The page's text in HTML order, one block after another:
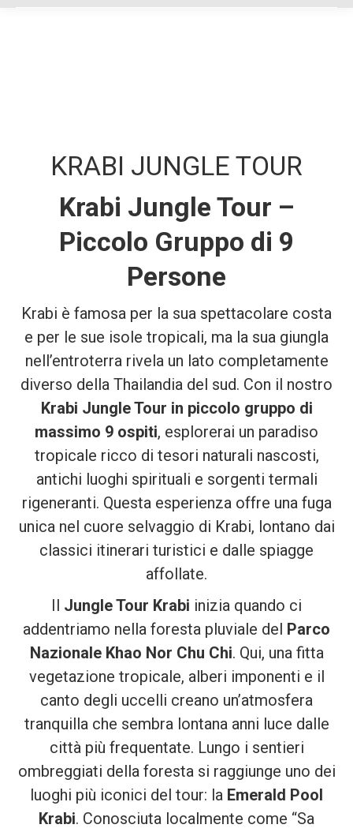
KRABI JUNGLE TOUR
Krabi Jungle Tour –
Piccolo Gruppo di 9
Persone
Krabi è famosa per la sua spettacolare costa
e per le sue isole tropicali, ma la sua giungla
nell’entroterra rivela un lato completamente
diverso della Thailandia del sud. Con il nostro
Krabi Jungle Tour in piccolo gruppo di
massimo 9 ospiti, esplorerai un paradiso
tropicale ricco di tesori naturali nascosti,
antichi luoghi spirituali e sorgenti termali
rigeneranti. Questa esperienza offre una fuga
unica nel cuore selvaggio di Krabi, lontano dai
classici itinerari turistici e dalle spiagge
affollate.
Il Jungle Tour Krabi inizia quando ci
addentriamo nella foresta pluviale del Parco
Nazionale Khao Nor Chu Chi. Qui, una fitta
vegetazione tropicale, alberi imponenti e il
canto degli uccelli creano un’atmosfera
tranquilla che sembra lontana anni luce dalle
città più frequentate. Lungo i sentieri
ombreggiati della foresta si raggiunge uno dei
luoghi più iconici del tour: la Emerald Pool
Krabi. Conosciuta localmente come “Sa